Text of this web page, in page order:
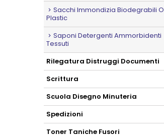
Sacchi Immondizia Biodegrabili O
Plastic
Saponi Detergenti Ammorbidenti
Tessuti
Rilegatura Distruggi Documenti
Scrittura
Scuola Disegno Minuteria
Spedizioni
Toner Taniche Fusori